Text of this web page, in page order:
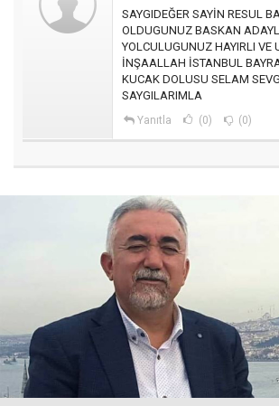
SAYGIDEĞER SAYİN RESUL
OLDUGUNUZ BASKAN
YOLCULUGUNUZ HAYIRLI VE
İNŞAALLAH İSTANBUL
KUCAK DOLUSU SELAM
SAYGILARIMLA
Yanıtla (0) (0)